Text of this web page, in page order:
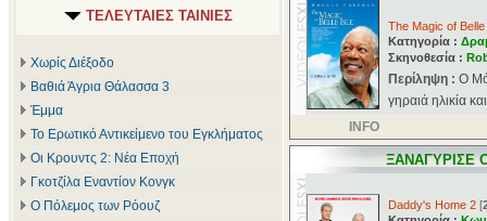
ΤΕΛΕΥΤΑΙΕΣ ΤΑΙΝΙΕΣ
Χωρίς Διέξοδο
Βαθιά Άγρια Θάλασσα 3
Έμμα
Το Ερωτικό Αντικείμενο του Εγκλήματος
Οι Κρουντς 2: Νέα Εποχή
Γκοτζίλα Εναντίον Κονγκ
Ο Πόλεμος των Ρόουζ
The Magic of
Κατηγορία :
Σκηνοθεσία :
Περίληψη : Ο
γηραιά ηλικία
INFO
ΞΑΝΑΓΥΡΙΣΕ
Daddy's Home 2 [